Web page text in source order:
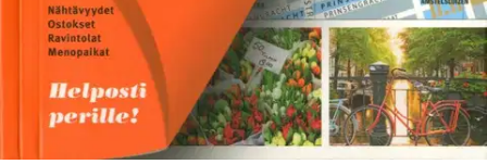
Näytä lisää tuotekuvausta
Ominaisuudet